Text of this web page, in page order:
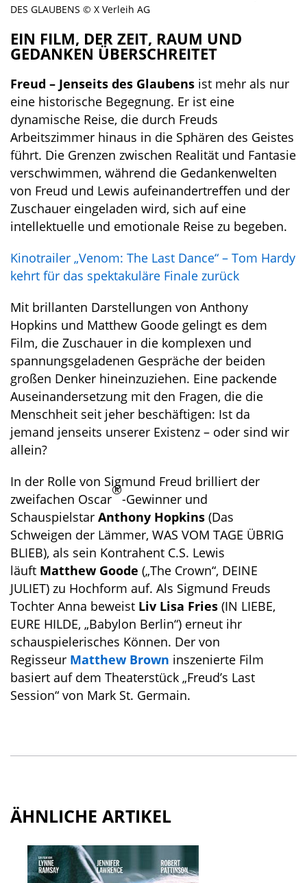
DES GLAUBENS © X Verleih AG
EIN FILM, DER ZEIT, RAUM UND
GEDANKEN ÜBERSCHREITET
Freud – Jenseits des Glaubens ist mehr als nur
eine historische Begegnung. Er ist eine
dynamische Reise, die durch Freuds
Arbeitszimmer hinaus in die Sphären des Geistes
führt. Die Grenzen zwischen Realität und Fantasie
verschwimmen, während die Gedankenwelten
von Freud und Lewis aufeinandertreffen und der
Zuschauer eingeladen wird, sich auf eine
intellektuelle und emotionale Reise zu begeben.
Kinotrailer „Venom: The Last Dance“ – Tom Hardy
kehrt für das spektakuläre Finale zurück
Mit brillanten Darstellungen von Anthony
Hopkins und Matthew Goode gelingt es dem
Film, die Zuschauer in die komplexen und
spannungsgeladenen Gespräche der beiden
großen Denker hineinzuziehen. Eine packende
Auseinandersetzung mit den Fragen, die die
Menschheit seit jeher beschäftigen: Ist da
jemand jenseits unserer Existenz – oder sind wir
allein?
In der Rolle von Sigmund Freud brilliert der
zweifachen Oscar
®
-Gewinner und
Schauspielstar Anthony Hopkins (Das
Schweigen der Lämmer, WAS VOM TAGE ÜBRIG
BLIEB), als sein Kontrahent C.S. Lewis
läuft Matthew Goode („The Crown“, DEINE
JULIET) zu Hochform auf. Als Sigmund Freuds
Tochter Anna beweist Liv Lisa Fries (IN LIEBE,
EURE HILDE, „Babylon Berlin“) erneut ihr
schauspielerisches Können. Der von
Regisseur Matthew Brown inszenierte Film
basiert auf dem Theaterstück „Freud’s Last
Session“ von Mark St. Germain.
ÄHNLICHE ARTIKEL